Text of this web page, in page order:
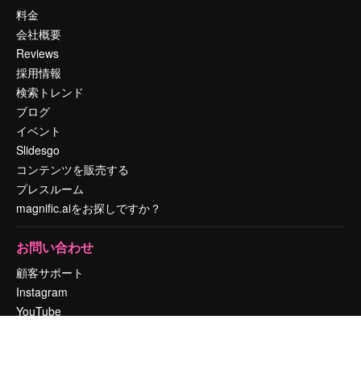
料金
会社概要
Reviews
採用情報
検索トレンド
ブログ
イベント
Slidesgo
コンテンツを販売する
プレスルーム
magnific.aiをお探しですか？
お問い合わせ
顧客サポート
Instagram
YouTube